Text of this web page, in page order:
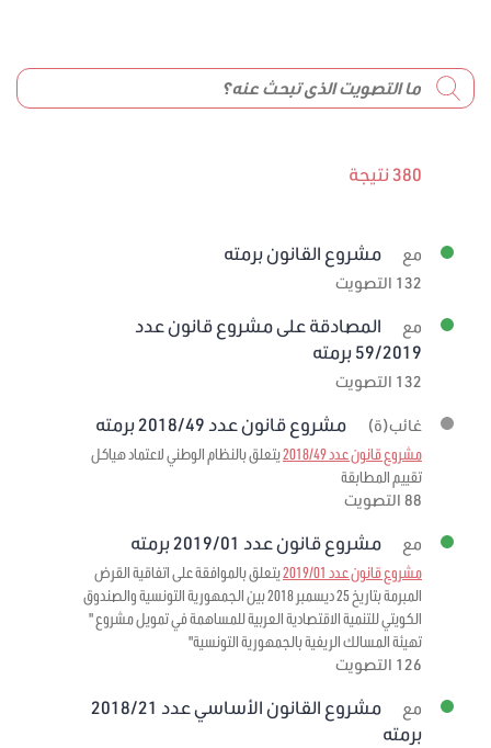
380 نتيجة
مع مشروع القانون برمته
132 التصويت
مع
المصادقة على مشروع قانون عدد
59/2019 برمته
132 التصويت
غائب(ة) مشروع قانون عدد 2018/49 برمته
مشروع قانون عدد 2018/49
يتعلق بالنظام الوطني لاعتماد هياكل
تقييم المطابقة
88 التصويت
مع مشروع قانون عدد 2019/01 برمته
مشروع قانون عدد 2019/01
يتعلق بالموافقة على اتفاقية القرض
المبرمة بتاريخ 25 ديسمبر 2018 بين الجمهورية التونسية والصندوق
الكويتي للتنمية الاقتصادية العربية للمساهمة في تمويل مشروع "
تهيئة المسالك الريفية بالجمهورية التونسية"
126 التصويت
مع
مشروع القانون الأساسي عدد 2018/21
برمته